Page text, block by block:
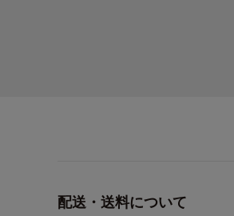
配送・送料について